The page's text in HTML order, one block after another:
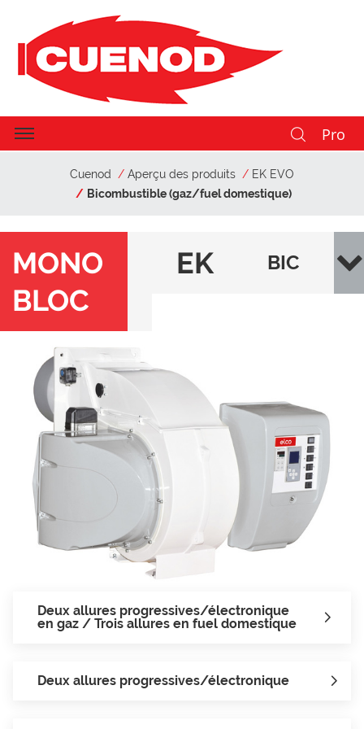
Pro
Cuenod Aperçu des produits
EK EVO
Bicombustible (gaz/fuel domestique)
MONO
BLOC
EK
BIC
E
(GA
Z/F
TIQ
UE)
Deux allures progressives/électronique
en gaz / Trois allures en fuel domestique
Deux allures progressives/électronique